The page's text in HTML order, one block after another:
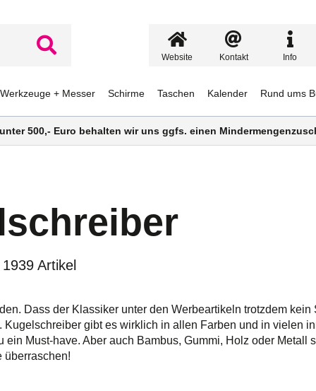
Werkzeuge + Messer Schirme Taschen Kalender Rund ums
Website Kontakt Info
500,- Euro behalten wir uns ggfs. einen
1939 Artikel
Dass der Klassiker unter den Werbeartikeln trotzdem kein
gibt es wirklich in allen Farben und in vielen
Must-have. Aber auch Bambus, Gummi, Holz oder Metall
überraschen!